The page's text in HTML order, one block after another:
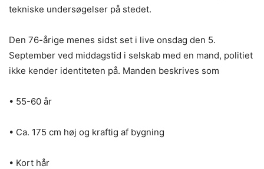
tekniske undersøgelser på stedet.
Den 76-årige menes sidst set i live onsdag den 5.
September ved middagstid i selskab med en mand, politiet
ikke kender identiteten på. Manden beskrives som
• 55-60 år
• Ca. 175 cm høj og kraftig af bygning
• Kort hår